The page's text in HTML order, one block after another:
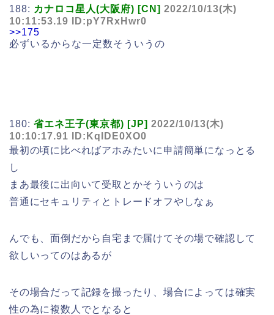
188: カナロコ星人(大阪府) [CN] 2022/10/13(木)
10:11:53.19 ID:pY7RxHwr0
>>175
必ずいるからな一定数そういうの
180: 省エネ王子(東京都) [JP] 2022/10/13(木)
10:10:17.91 ID:KqIDE0XO0
最初の頃に比べればアホみたいに申請簡単になっとる
し
まあ最後に出向いて受取とかそういうのは
普通にセキュリティとトレードオフやしなぁ
んでも、面倒だから自宅まで届けてその場で確認して
欲しいってのはあるが
その場合だって記録を撮ったり、場合によっては確実
性の為に複数人でとなると